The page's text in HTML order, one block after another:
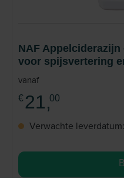
NAF
voor spijsvertering
vanaf
€ 21,00
Verwachte